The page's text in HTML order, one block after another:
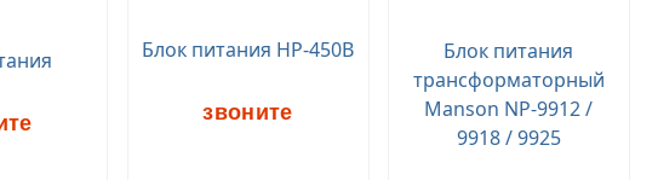
Блок питания HP-450B
звоните
Блок питания
трансформаторный
Manson NP-9912 /
9918 / 9925